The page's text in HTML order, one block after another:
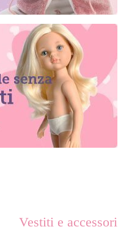
Vestiti e